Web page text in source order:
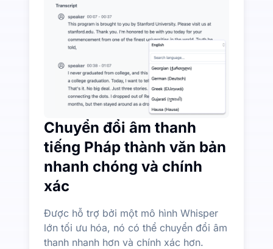
Nhiều tính năng AI có sẵn ngoài chuyển đổi âm
Tự động tạo ra các tóm tắt, sơ đồ tư duy và điểm
Chuyển đổi âm thanh
tiếng Pháp thành văn bản
nhanh chóng và chính
xác
Được hỗ trợ bởi một mô hình Whisper
lớn tối ưu hóa, nó có thể chuyển đổi âm
thanh nhanh hơn và chính xác hơn.